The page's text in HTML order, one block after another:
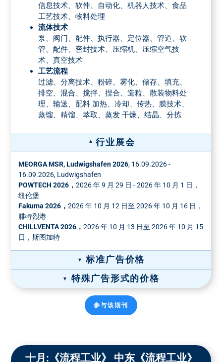
信息技术、软件、自动化、机器人技术、食品
工艺技术、物料处理
流体技术
泵、阀门、配件、执行器、定位器、管道、软
管、配件、密封技术、压缩机、压缩空气技
术、真空技术
工艺流程
过滤、分离技术、粉碎、雾化、储存、填充、
排空、混合、搅拌、捏合、造粒、散装物料处
理、输送、配料 加热、冷却、传热、膜技术、
蒸馏、精馏、萃取、蒸发 干燥、结晶、分拣
行业展会
MEORGA MSR, Ludwigshafen 2026, 16.09.2026 -
16.09.2026, Ludwigshafen
POWTECH 2026， 2026 年 9 月 29 日 - 2026 年 10 月 1 日，
纽伦堡
Fakuma 2026， 2026 年 10 月 12 日至 2026 年 10 月 16 日，
腓特烈港
CHILLVENTA 2026， 2026 年 10 月 13 日至 2026 年 10 月 15
日，斯图加特
标准广告价格
广告价格 彩色
宽×高（毫米）
*
8490 €
小型页面 5990 € 136 x 190
特殊广告形式的价格
1/2 页彩色
封面价格： 10,188.00 欧元
装订插页-价格
参与该期刊
十月:《流程工业》 中东《流程工业》